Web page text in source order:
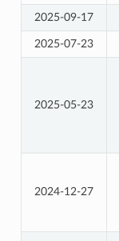
2025-09-17
2025-07-23
2025-05-23
2024-12-27